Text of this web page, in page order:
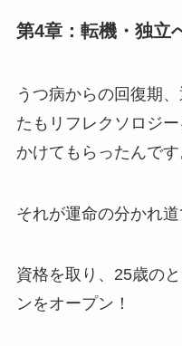
第4章：転機・独立
うつ病からの回復期
たもリフレクソロジ
かけてもらったんです
それが運命の分かれ道
資格を取り、25歳の
ンをオープン！